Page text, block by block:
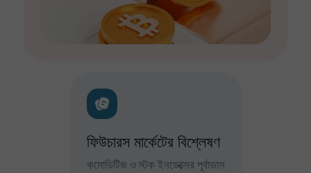
ফিউচারস মার্কেটের বিশ্লেষণ
কমোডিটিজ ও স্টক ইনডেক্সের পূর্বাভাস